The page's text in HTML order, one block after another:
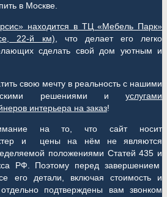
в Москве.
находится в ТЦ «Мебель Парк»
22-й км) , что делает его легко
сделать свой дом уютным и
свою мечту в реальность с нашими
решениями и услугами
интерьера на заказ!
на то, что сайт носит
и цены на нём не являются
положениями Статей 435 и
РФ. Поэтому перед завершением
его детали, включая стоимость и
подтверждены вам звонком